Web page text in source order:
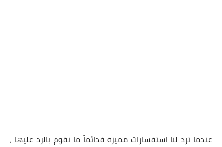
عندما ترد لنا استفسارات مميزة فدائماً ما نقوم بالرد عليها ،